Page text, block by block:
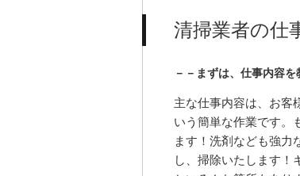
清掃業者の仕
－－まずは、仕事内容を
主な仕事内容は、お客
いう簡単な作業です。
ます！洗剤なども強力
し、掃除いたします！